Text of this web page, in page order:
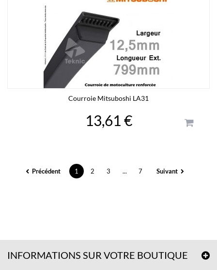
Courroie Mitsuboshi LA31
13,61 €
Précédent 1 2 3 ... 7 Suivant
INFORMATIONS SUR VOTRE BOUTIQUE